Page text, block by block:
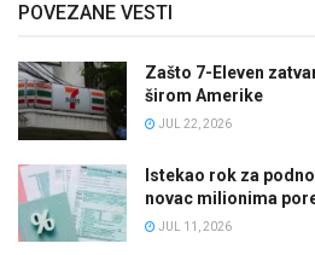
POVEZANE VESTI
Zašto 7-Eleven
širom Amerike
JUL 22, 2026
Istekao rok za
novac milionima
JUL 11, 2026